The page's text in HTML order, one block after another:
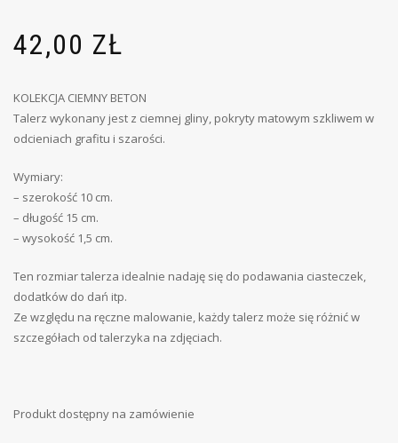
42,00 ZŁ
KOLEKCJA CIEMNY BETON
Talerz wykonany jest z ciemnej gliny, pokryty matowym szkliwem w
odcieniach grafitu i szarości.
Wymiary:
– szerokość 10 cm.
– długość 15 cm.
– wysokość 1,5 cm.
Ten rozmiar talerza idealnie nadaję się do podawania ciasteczek,
dodatków do dań itp.
Ze względu na ręczne malowanie, każdy talerz może się różnić w
szczegółach od talerzyka na zdjęciach.
Produkt dostępny na zamówienie